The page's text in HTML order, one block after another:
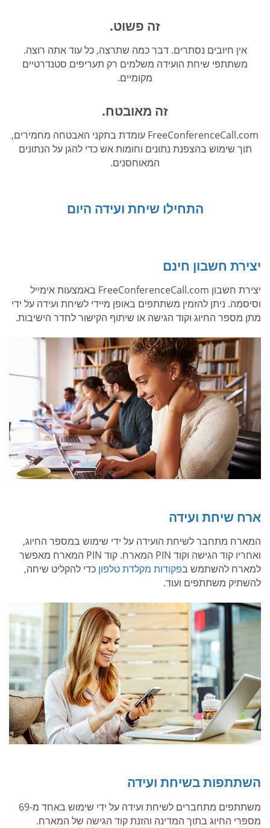
זה פשוט.
אין חיובים נסתרים. דבר כמה שתרצה, כל עוד אתה רוצה.
משתתפי שיחת הועידה משלמים רק תעריפים סטנדרטיים
מקומיים.
זה מאובטח.
FreeConferenceCall.com עומדת בתקני האבטחה מחמירים,
תוך שימוש בהצפנת נתונים וחומות אש כדי להגן על הנתונים
המאוחסנים.
התחילו שיחת ועידה היום
יצירת חשבון חינם
יצירת חשבון FreeConferenceCall.com באמצעות אימייל
וסיסמה. ניתן להזמין משתתפים באופן מיידי לשיחת ועידה על ידי
מתן מספר החיוג וקוד הגישה או שיתוף הקישור לחדר הישיבות.
ארח שיחת ועידה
המארח מתחבר לשיחת הועידה על ידי שימוש במספר החיוג,
ואחריו קוד הגישה וקוד PIN המארח. קוד PIN המארח מאפשר
למארח להשתמש בפקודות מקלדת טלפון כדי להקליט שיחה,
להשתיק משתתפים ועוד.
השתתפות בשיחת ועידה
משתתפים מתחברים לשיחת ועידה על ידי שימוש באחד מ-69
מספרי החיוג בתוך המדינה והזנת קוד הגישה של המארח.